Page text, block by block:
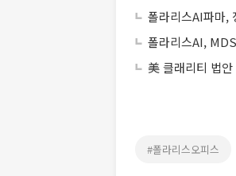
폴라리스AI파마,
폴라리스AI,
美 클래리티 법
#폴라리스오피스